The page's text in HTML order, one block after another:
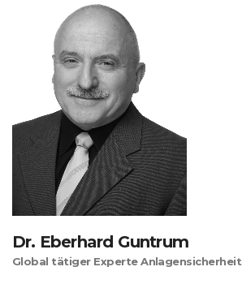
Dr. Eberhard Guntrum
Global tätiger Experte Anlagensicherheit